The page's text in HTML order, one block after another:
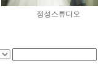
정성스튜디오